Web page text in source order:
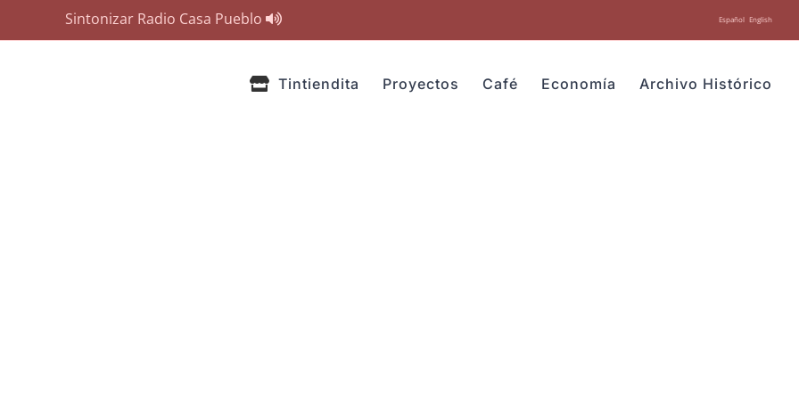
Sintonizar Radio Casa Pueblo Español English
Tintiendita Proyectos Café Economía Archivo Histórico